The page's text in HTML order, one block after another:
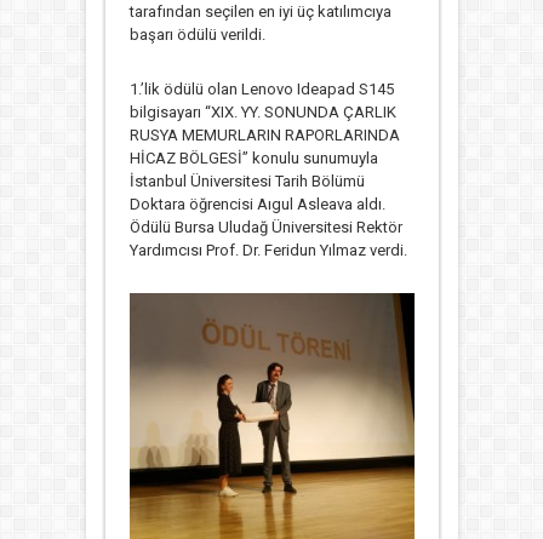
tarafından seçilen en iyi üç katılımcıya
başarı ödülü verildi.
1.’lik ödülü olan Lenovo Ideapad S145
bilgisayarı “XIX. YY. SONUNDA ÇARLIK
RUSYA MEMURLARIN RAPORLARINDA
HİCAZ BÖLGESİ” konulu sunumuyla
İstanbul Üniversitesi Tarih Bölümü
Doktara öğrencisi Aıgul Asleava aldı.
Ödülü Bursa Uludağ Üniversitesi Rektör
Yardımcısı Prof. Dr. Feridun Yılmaz verdi.